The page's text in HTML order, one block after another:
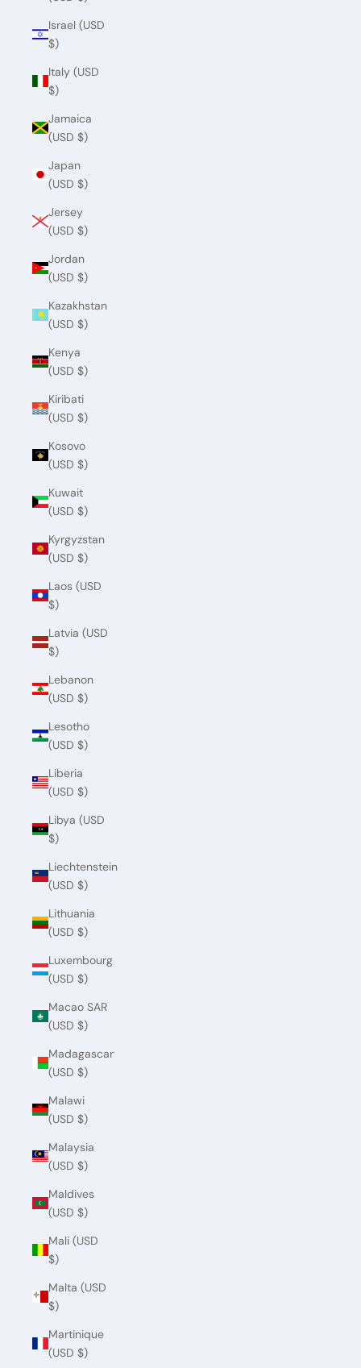
Israel (USD
$)
Italy (USD
$)
Jamaica
(USD $)
Japan
(USD $)
Jersey
(USD $)
Jordan
(USD $)
Kazakhstan
(USD $)
Kenya
(USD $)
Kiribati
(USD $)
Kosovo
(USD $)
Kuwait
(USD $)
Kyrgyzstan
(USD $)
Laos (USD
$)
Latvia (USD
$)
Lebanon
(USD $)
Lesotho
(USD $)
Liberia
(USD $)
Libya (USD
$)
Liechtenstein
(USD $)
Lithuania
(USD $)
Luxembourg
(USD $)
Macao SAR
(USD $)
Madagascar
(USD $)
Malawi
(USD $)
Malaysia
(USD $)
Maldives
(USD $)
Mali (USD
$)
Malta (USD
$)
Martinique
(USD $)